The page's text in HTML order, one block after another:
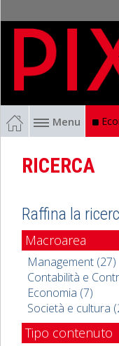
Menu
RICERCA
Raffina la
Macroarea
Management (27)
Contabilità e
Economia (7)
Società e cultura
Tipo contenuto